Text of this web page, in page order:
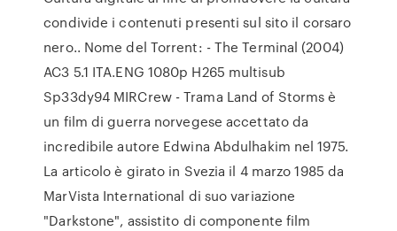
condivide i contenuti presenti sul sito il corsaro
nero.. Nome del Torrent: - The Terminal (2004)
AC3 5.1 ITA.ENG 1080p H265 multisub
Sp33dy94 MIRCrew - Trama Land of Storms è
un film di guerra norvegese accettato da
incredibile autore Edwina Abdulhakim nel 1975.
La articolo è girato in Svezia il 4 marzo 1985 da
MarVista International di suo variazione
"Darkstone", assistito di componente film